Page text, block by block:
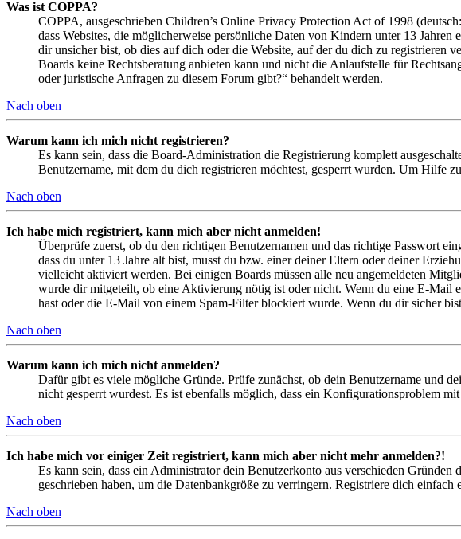
Was ist COPPA?
COPPA, ausgeschrieben Children’s Online Privacy Protection Act of 1998
dass Websites, die möglicherweise persönliche Daten von Kindern unter 13
dir unsicher bist, ob dies auf dich oder die Website, auf der du dich zu registrieren
Boards keine Rechtsberatung anbieten kann und nicht die Anlaufstelle für
oder juristische Anfragen zu diesem Forum gibt?“ behandelt werden.
Nach oben
Warum kann ich mich nicht registrieren?
Es kann sein, dass die Board-Administration die Registrierung komplett
Benutzername, mit dem du dich registrieren möchtest, gesperrt wurden. Um Hilfe
Nach oben
Ich habe mich registriert, kann mich aber nicht anmelden!
Überprüfe zuerst, ob du den richtigen Benutzernamen und das richtige Passwort
dass du unter 13 Jahre alt bist, musst du bzw. einer deiner Eltern oder deiner
vielleicht aktiviert werden. Bei einigen Boards müssen alle neu angemeldeten
wurde dir mitgeteilt, ob eine Aktivierung nötig ist oder nicht. Wenn du eine E-Mail
hast oder die E-Mail von einem Spam-Filter blockiert wurde. Wenn du dir sicher
Nach oben
Warum kann ich mich nicht anmelden?
Dafür gibt es viele mögliche Gründe. Prüfe zunächst, ob dein Benutzername und
nicht gesperrt wurdest. Es ist ebenfalls möglich, dass ein Konfigurationsproblem
Nach oben
Ich habe mich vor einiger Zeit registriert, kann mich aber nicht mehr anmelden?!
Es kann sein, dass ein Administrator dein Benutzerkonto aus verschieden
geschrieben haben, um die Datenbankgröße zu verringern. Registriere dich
Nach oben